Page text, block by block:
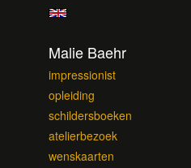
Malie Baehr
impressionist
opleiding
schildersboeken
atelierbezoek
wenskaarten